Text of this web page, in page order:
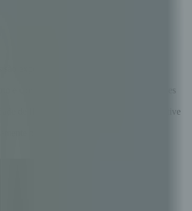
expectativas mal alinhadas, estrutura de
e comunicação honesta que ambas as partes
de IP e dados, design de SLA que incentive
os relacionamentos que demonstram